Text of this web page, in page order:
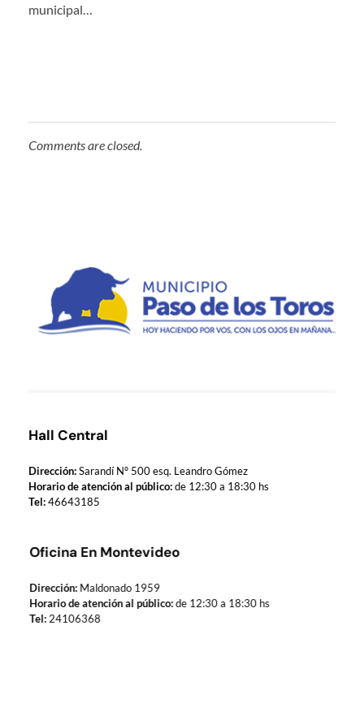
municipal…
Comments are closed.
Hall Central
Dirección:Sarandí Nº 500 esq. Leandro Gómez
Horario de atención al público:de 12:30 a 18:30 hs
Tel:46643185
Oficina En Montevideo
Dirección:Maldonado 1959
Horario de atención al público:de 12:30 a 18:30 hs
Tel:24106368